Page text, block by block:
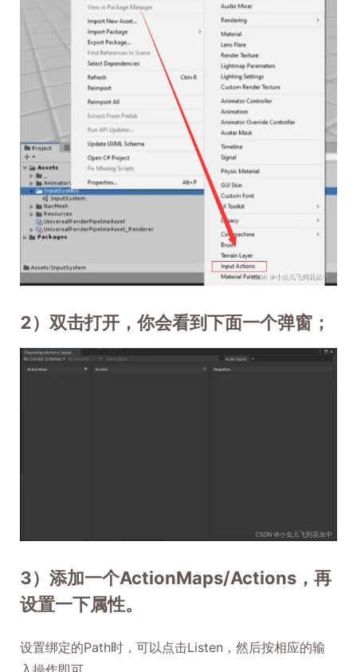
2）双击打开，你会看到下面一个弹窗；
3）添加一个ActionMaps/Actions，再
设置一下属性。
设置绑定的Path时，可以点击Listen，然后按相应的输